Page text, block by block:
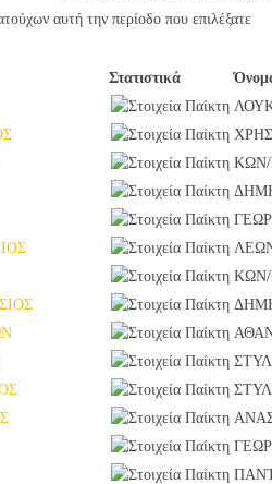
αυτή την περίοδο που επιλέξατε
Στατιστικά